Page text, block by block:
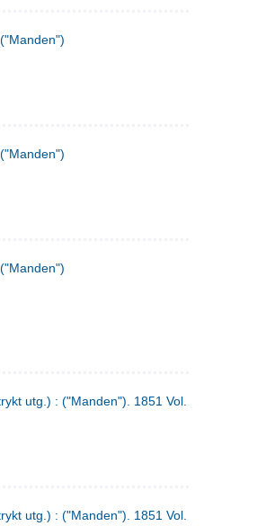
utg.) : ("Manden"). 1851 Vol. 2 Nr. 1
utg.) : ("Manden"). 1851 Vol. 1 Nr. 10